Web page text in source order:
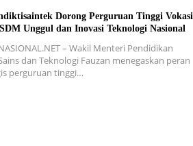
Dorong Perguruan Tinggi Vokasi
Unggul dan Inovasi Teknologi Nasional
– Wakil Menteri Pendidikan
dan Teknologi Fauzan menegaskan peran
perguruan tinggi…